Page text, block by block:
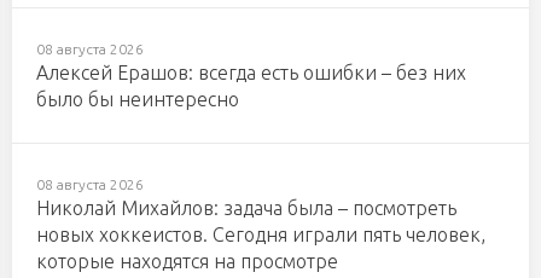
08 августа 2026
Алексей Ерашов: всегда есть ошибки – без них
было бы неинтересно
08 августа 2026
Николай Михайлов: задача была – посмотреть
новых хоккеистов. Сегодня играли пять человек,
которые находятся на просмотре